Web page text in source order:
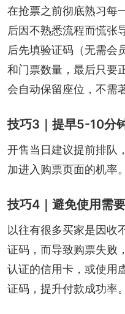
在抢票之前彻底熟习每
后因不熟悉流程而慌张
后先填验证码（无需会
和门票数量，最后只要
会自动保留座位，不需
技巧3｜提早5-10分
开售当日建议提前排队
加进入购票页面的机率。
技巧4｜避免使用需
以往有很多买家是因收
证码，而导致购票失败
认证的信用卡，或使用
证码，提升付款成功率。